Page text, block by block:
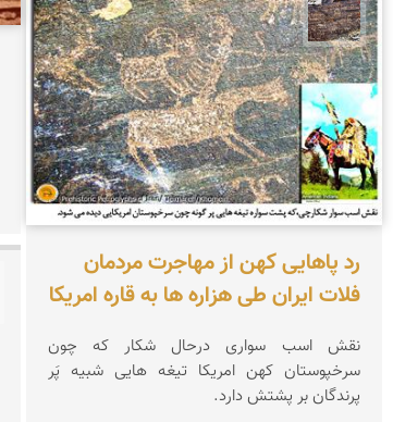
محمد ناصری فرد
رد پاهایی کهن از مهاجرت مردمان
فلات ایران طی هزاره ها به قاره امریکا
نقش اسب سواری درحال شكار که چون
سرخپوستان کهن امریکا تیغه هایی شبیه پَر
پرندگان بر پشتش دارد.